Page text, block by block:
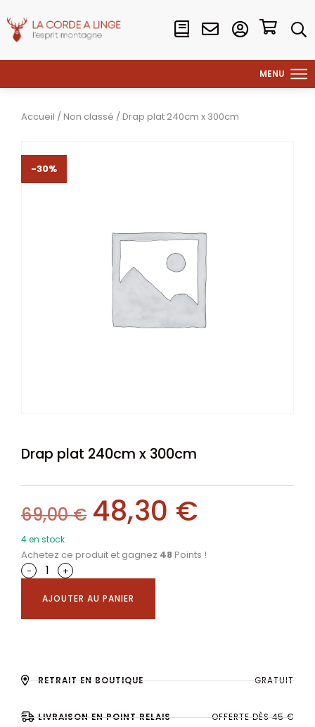
Accueil / Non classé / Drap plat 240cm x 300cm
-30%
-30%
Drap plat 240cm x 300cm
69,00€ 48,30 €
4 en stock
Achetez ce produit et gagnez 48 Points !
-
+
AJOUTER AU PANIER
RETRAIT EN BOUTIQUE GRATUIT
LIVRAISON EN POINT RELAIS OFFERTE DÈS 45 €